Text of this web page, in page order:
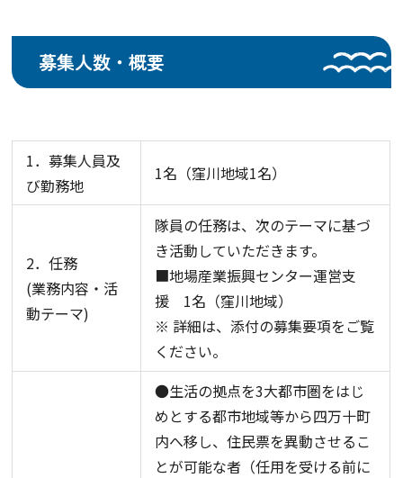
募集人数・概要
1．募集人員及
び勤務地
1名（窪川地域1名）
2．任務
(業務内容・活
動テーマ)
隊員の任務は、次のテーマに基づ
き活動していただきます。
■地場産業振興センター運営支
援 1名（窪川地域）
※ 詳細は、添付の募集要項をご覧
ください。
●生活の拠点を3大都市圏をはじ
めとする都市地域等から四万十町
内へ移し、住民票を異動させるこ
とが可能な者（任用を受ける前に